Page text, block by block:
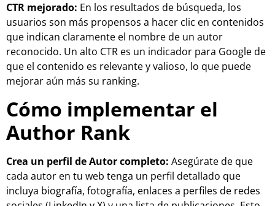
CTR mejorado: En los resultados de búsqueda, los
usuarios son más propensos a hacer clic en contenidos
que indican claramente el nombre de un autor
reconocido. Un alto CTR es un indicador para Google de
que el contenido es relevante y valioso, lo que puede
mejorar aún más su ranking.
Cómo implementar el
Author Rank
Crea un perfil de Autor completo: Asegúrate de que
cada autor en tu web tenga un perfil detallado que
incluya biografía, fotografía, enlaces a perfiles de redes